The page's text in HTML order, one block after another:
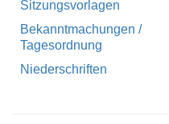
Town
HallInformation
Sitzungsvorlagen
Bekanntmachungen /
Tagesordnung
Niederschriften